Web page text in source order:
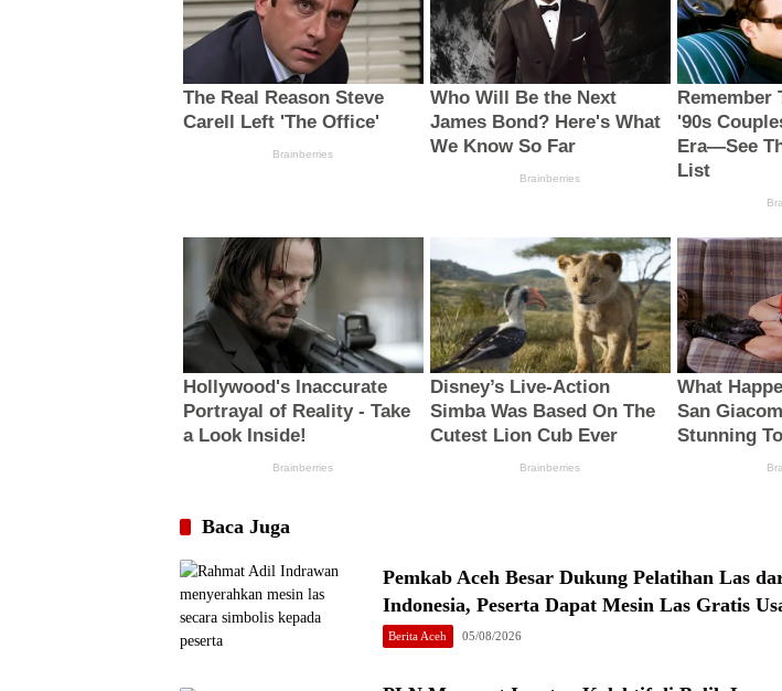
Baca Juga
Pemkab Aceh Besar Dukung Pelatihan Las
Indonesia, Peserta Dapat Mesin Las Gratis
Berita Aceh 05/08/2026